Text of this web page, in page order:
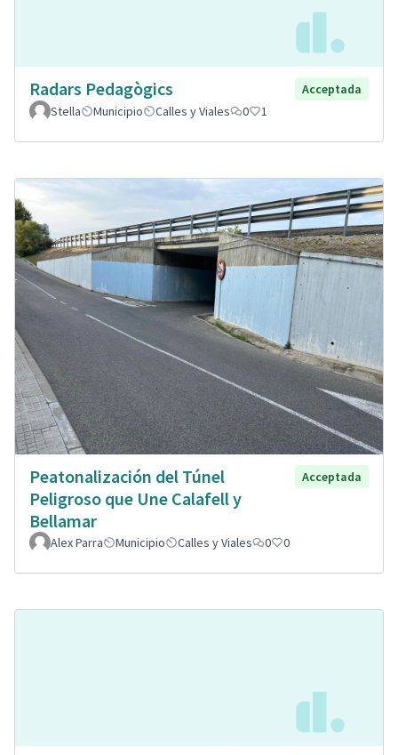
Radars Pedagògics
Acceptada
Stella
Municipio Calles y Viales 0 1
Peatonalización del Túnel
Peligroso que Une Calafell y
Bellamar
Acceptada
Alex Parra Municipio Calles y Viales 0 0